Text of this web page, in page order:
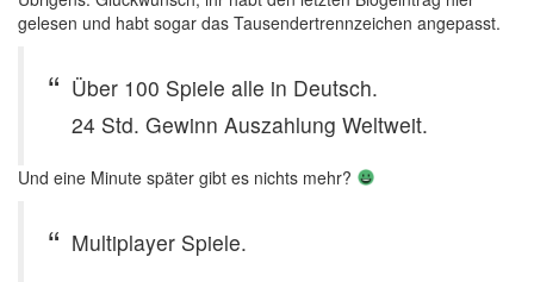
gelesen und habt sogar das Tausendertrennzeichen angepasst.
Über 100 Spiele alle in Deutsch.
24 Std. Gewinn Auszahlung Weltweit.
Und eine Minute später gibt es nichts mehr?
Multiplayer Spiele.